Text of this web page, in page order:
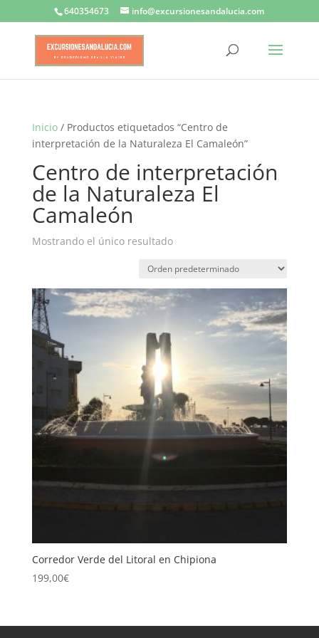
640354673 info@excursionesandalucia.com
Inicio/ Productos etiquetados “Centro de
interpretación de la Naturaleza El Camaleón”
Centro de interpretación
de la Naturaleza El
Camaleón
Mostrando el único resultado
Corredor Verde del Litoral en Chipiona
199,00€